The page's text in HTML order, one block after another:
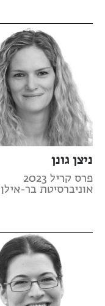
ניצן גונן
פרס קריל 2023
אוניברסיטת בר-אילן